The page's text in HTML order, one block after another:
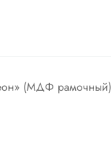
(МДФ рамочный)